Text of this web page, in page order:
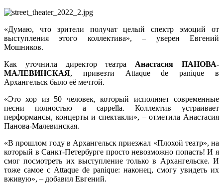
«Думаю, что зрители получат целый спектр эмоций от
выступления этого коллектива», – уверен Евгений
Мошников.
Как уточнила директор театра Анастасия ПАНОВА-
МАЛЕВИНСКАЯ, привезти Attaque de panique в
Архангельск было её мечтой.
«Это хор из 50 человек, который исполняет современные
песни полностью a cappella. Коллектив устраивает
перформансы, концерты и спектакли», – отметила Анастасия
Панова-Малевинская.
«В прошлом году в Архангельск приезжал «Плохой театр», на
который в Санкт-Петербурге просто невозможно попасть! И я
смог посмотреть их выступление только в Архангельске. И
тоже самое с Attaque de panique: наконец, смогу увидеть их
вживую», – добавил Евгений.